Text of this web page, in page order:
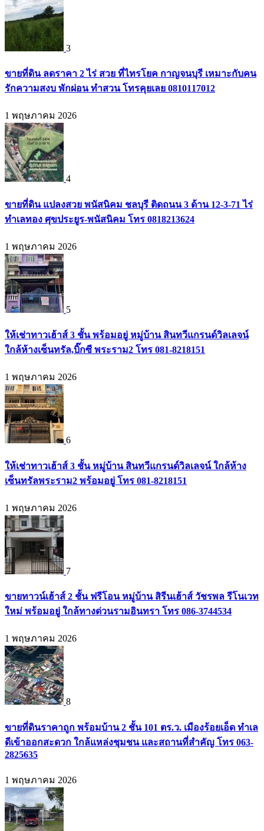
3
ขายที่ดิน ลดราคา 2 ไร่ สวย ที่ไทรโยค กาญจนบุรี เหมาะกับคน
รักความสงบ พักผ่อน ทำสวน โทรคุยเลย 0810117012
1 พฤษภาคม 2026
4
ขายที่ดิน แปลงสวย พนัสนิคม ชลบุรี ติดถนน 3 ด้าน 12-3-71 ไร่
ทำเลทอง ศุขประยูร-พนัสนิคม โทร 0818213624
1 พฤษภาคม 2026
5
ให้เช่าทาวเฮ้าส์ 3 ชั้น พร้อมอยู่ หมู่บ้าน สินทวีแกรนด์วิลเลจน์
ใกล้ห้างเซ็นทรัล,บิ๊กซี พระราม2 โทร 081-8218151
1 พฤษภาคม 2026
6
ให้เช่าทาวเฮ้าส์ 3 ชั้น หมู่บ้าน สินทวีแกรนด์วิลเลจน์ ใกล้ห้าง
เซ็นทรัลพระราม2 พร้อมอยู่ โทร 081-8218151
1 พฤษภาคม 2026
7
ขายทาวน์เฮ้าส์ 2 ชั้น ฟรีโอน หมู่บ้าน สิรีนเฮ้าส์ วัชรพล รีโนเวท
ใหม่ พร้อมอยู่ ใกล้ทางด่วนรามอินทรา โทร 086-3744534
1 พฤษภาคม 2026
8
ขายที่ดินราคาถูก พร้อมบ้าน 2 ชั้น 101 ตร.ว. เมืองร้อยเอ็ด ทำเล
ดีเข้าออกสะดวก ใกล้แหล่งชุมชน และสถานที่สำคัญ โทร 063-
2825635
1 พฤษภาคม 2026